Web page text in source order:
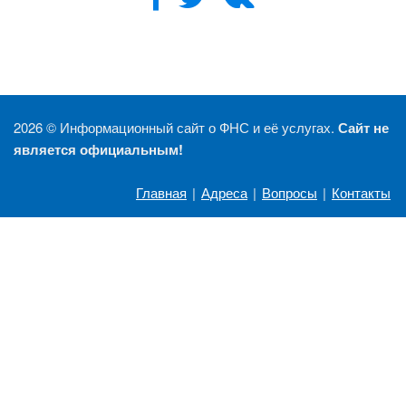
2026 © Информационный сайт о ФНС и её услугах. Сайт не
является официальным!
Главная | Адреса | Вопросы | Контакты